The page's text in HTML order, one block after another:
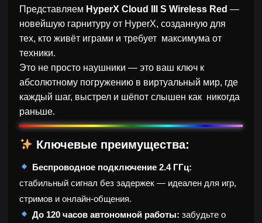
Представляем HyperX Cloud III S Wireless Red —
новейшую гарнитуру от HyperX, созданную для
тех, кто живёт играми и требует максимума от
техники.
Это не просто наушники — это ваш ключ к
абсолютному погружению в виртуальный мир, где
каждый шаг, выстрел и шёпот слышен как никогда
раньше.
Ключевые преимущества:
Беспроводное подключение 2.4 ГГц:
стабильный сигнал без задержек — идеален для игр,
стримов и онлайн-общения.
До 120 часов автономной работы: забудьте о